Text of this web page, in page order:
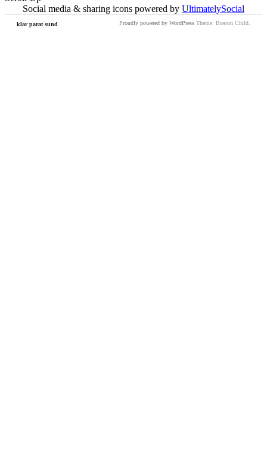
Social media & sharing icons powered by UltimatelySocial
klar parat sund Proudly powered by WordPress Theme: Boston Child.